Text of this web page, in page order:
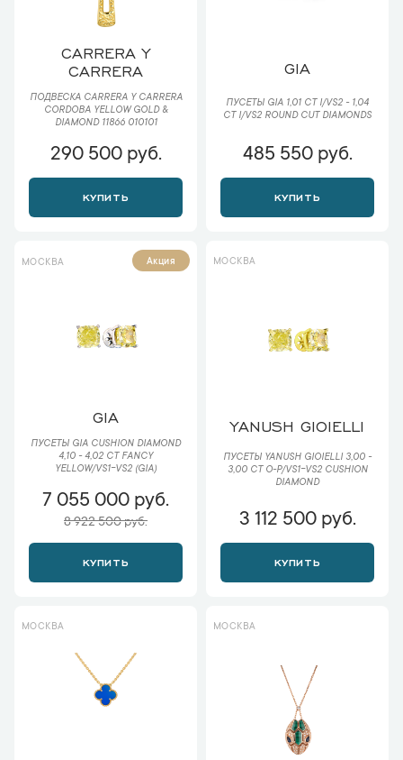
CARRERA Y
CARRERA
ПОДВЕСКА CARRERA Y CARRERA
CORDOBA YELLOW GOLD &
DIAMOND 11866 010101
290 500 руб.
КУПИТЬ
GIA
ПУСЕТЫ GIA 1,01 CT I/VS2 - 1,04
CT I/VS2 ROUND CUT DIAMONDS
485 550 руб.
КУПИТЬ
МОСКВА Акция
GIA
ПУСЕТЫ GIA CUSHION DIAMOND
4,10 - 4,02 CT FANCY
YELLOW/VS1-VS2 (GIA)
7 055 000 руб.
8 922 500 руб.
КУПИТЬ
МОСКВА
YANUSH GIOIELLI
ПУСЕТЫ YANUSH GIOIELLI 3,00 -
3,00 CT O-P/VS1-VS2 CUSHION
DIAMOND
3 112 500 руб.
КУПИТЬ
МОСКВА МОСКВА